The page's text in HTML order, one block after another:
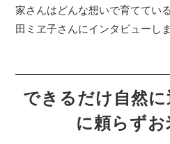
家さんはどんな想いで育ててい
田ミヱ子さんにインタビューしま
できるだけ自然
に頼らずお